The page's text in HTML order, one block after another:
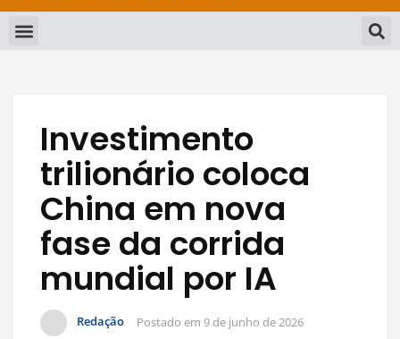
Investimento
trilionário coloca
China em nova
fase da corrida
mundial por IA
Redação Postado em 9 de junho de 2026